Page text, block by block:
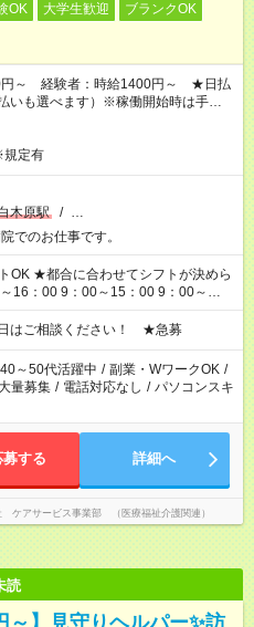
OK 大学生歓迎
ブランクOK
円～ 経験者：時給1400円～ ★日払
いも選べます）※稼働開始時は手続き
ます。
定有
木原駅 / …
のお仕事です。
が決めら
16：00 9：00～15：00 9：00～
お仕事と
ご案内できません ※法令に基づき、
禁止）により、短時間・短期間の就
あります
はご相談ください！ ★急募
40～50代活躍中 / 副業・WワークOK /
量募集 / 電話対応なし / パソコンスキ
募する 詳細へ
ケアサービス事業部 （医療福祉介護関連）
読
～】見守りヘルパー✨訪